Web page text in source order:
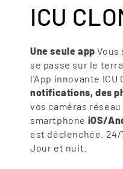
ICU
Une seule app Vous
se passe sur le
l'App innovante ICU
notifications, des
vos caméras
smartphone iOS/
est déclenchée. 24/
Jour et nuit.